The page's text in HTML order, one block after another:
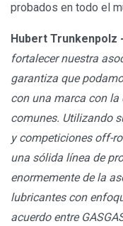
probados en todo el
Hubert Trunkenpolz
fortalecer nuestra
garantiza que
con una marca con
comunes. Utilizando
y competiciones off-
una sólida línea de
enormemente de la
lubricantes con
acuerdo entre